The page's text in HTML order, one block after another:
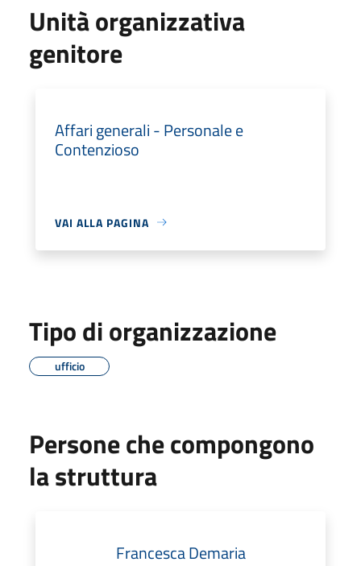
Unità organizzativa
genitore
Affari generali - Personale e
Contenzioso
VAI ALLA PAGINA
Tipo di organizzazione
ufficio
Persone che compongono
la struttura
Francesca Demaria